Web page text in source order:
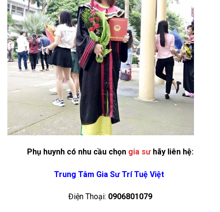
Phụ huynh có nhu cầu chọn gia sưhãy liên hệ:
Trung Tâm Gia Sư Trí Tuệ Việt
Điện Thoại: 0906801079